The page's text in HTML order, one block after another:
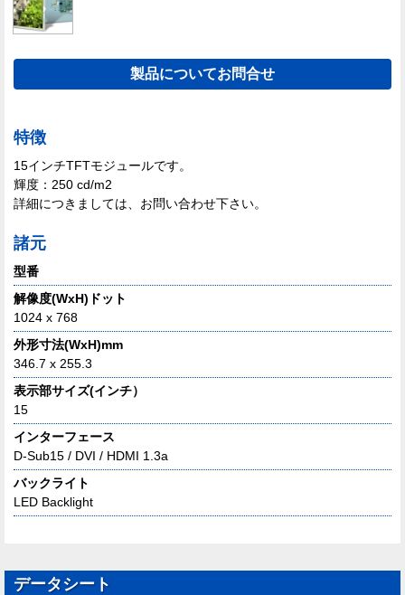
製品についてお問合せ
特徴
15インチTFTモジュールです。
輝度：250 cd/m2
詳細につきましては、お問い合わせ下さい。
諸元
型番
解像度(WxH)ドット
1024 x 768
外形寸法(WxH)mm
346.7 x 255.3
表示部サイズ(インチ）
15
インターフェース
D-Sub15 / DVI / HDMI 1.3a
バックライト
LED Backlight
データシート